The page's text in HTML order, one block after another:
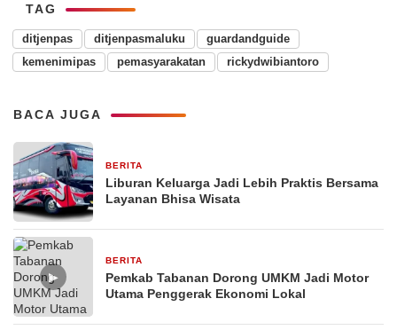
TAG
ditjenpas ditjenpasmaluku
guardandguide
kemenimipas
pemasyarakatan rickydwibiantoro
BACA JUGA
BERITA
Liburan Keluarga Jadi Lebih Praktis Bersama
Layanan Bhisa Wisata
▶
BERITA
Pemkab Tabanan Dorong UMKM Jadi Motor
Utama Penggerak Ekonomi Lokal